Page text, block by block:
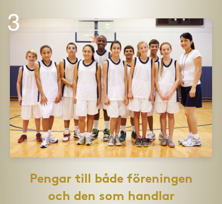
3
Pengar till både föreningen
och den som handlar